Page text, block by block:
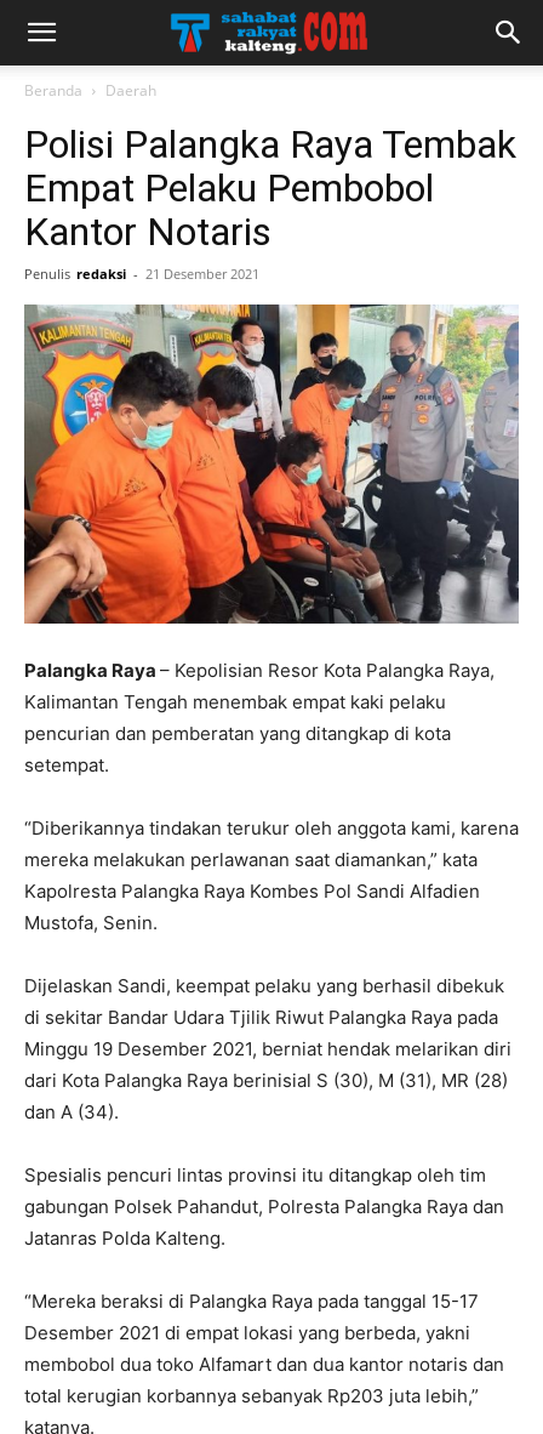
Beranda Daerah
Polisi Palangka Raya Tembak
Empat Pelaku Pembobol
Kantor Notaris
Penulis redaksi - 21 Desember 2021
Palangka Raya – Kepolisian Resor Kota Palangka Raya,
Kalimantan Tengah menembak empat kaki pelaku
pencurian dan pemberatan yang ditangkap di kota
setempat.
“Diberikannya tindakan terukur oleh anggota kami, karena
mereka melakukan perlawanan saat diamankan,” kata
Kapolresta Palangka Raya Kombes Pol Sandi Alfadien
Mustofa, Senin.
Dijelaskan Sandi, keempat pelaku yang berhasil dibekuk
di sekitar Bandar Udara Tjilik Riwut Palangka Raya pada
Minggu 19 Desember 2021, berniat hendak melarikan diri
dari Kota Palangka Raya berinisial S (30), M (31), MR (28)
dan A (34).
Spesialis pencuri lintas provinsi itu ditangkap oleh tim
gabungan Polsek Pahandut, Polresta Palangka Raya dan
Jatanras Polda Kalteng.
“Mereka beraksi di Palangka Raya pada tanggal 15-17
Desember 2021 di empat lokasi yang berbeda, yakni
membobol dua toko Alfamart dan dua kantor notaris dan
total kerugian korbannya sebanyak Rp203 juta lebih,”
katanya.